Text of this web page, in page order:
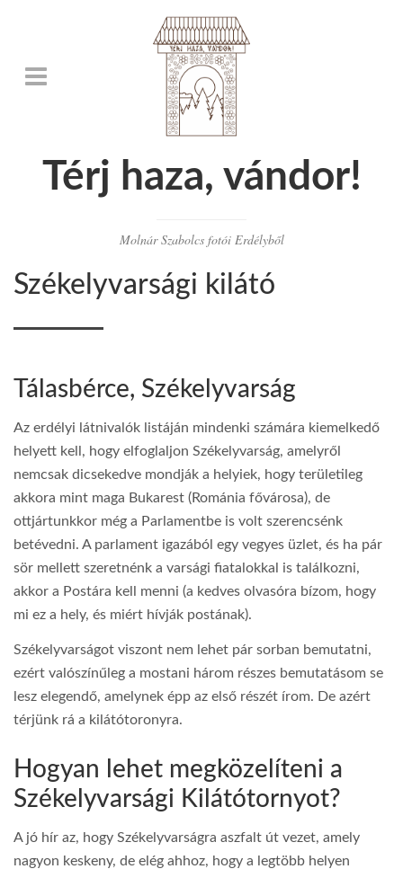
Térj haza, vándor!
Molnár Szabolcs fotói Erdélyből
Székelyvarsági kilátó
Tálasbérce, Székelyvarság
Az erdélyi látnivalók listáján mindenki számára kiemelkedő
helyett kell, hogy elfoglaljon Székelyvarság, amelyről
nemcsak dicsekedve mondják a helyiek, hogy területileg
akkora mint maga Bukarest (Románia fővárosa), de
ottjártunkkor még a Parlamentbe is volt szerencsénk
betévedni. A parlament igazából egy vegyes üzlet, és ha pár
sör mellett szeretnénk a varsági fiatalokkal is találkozni,
akkor a Postára kell menni (a kedves olvasóra bízom, hogy
mi ez a hely, és miért hívják postának).
Székelyvarságot viszont nem lehet pár sorban bemutatni,
ezért valószínűleg a mostani három részes bemutatásom se
lesz elegendő, amelynek épp az első részét írom. De azért
térjünk rá a kilátótoronyra.
Hogyan lehet megközelíteni a
Székelyvarsági Kilátótornyot?
A jó hír az, hogy Székelyvarságra aszfalt út vezet, amely
nagyon keskeny, de elég ahhoz, hogy a legtöbb helyen